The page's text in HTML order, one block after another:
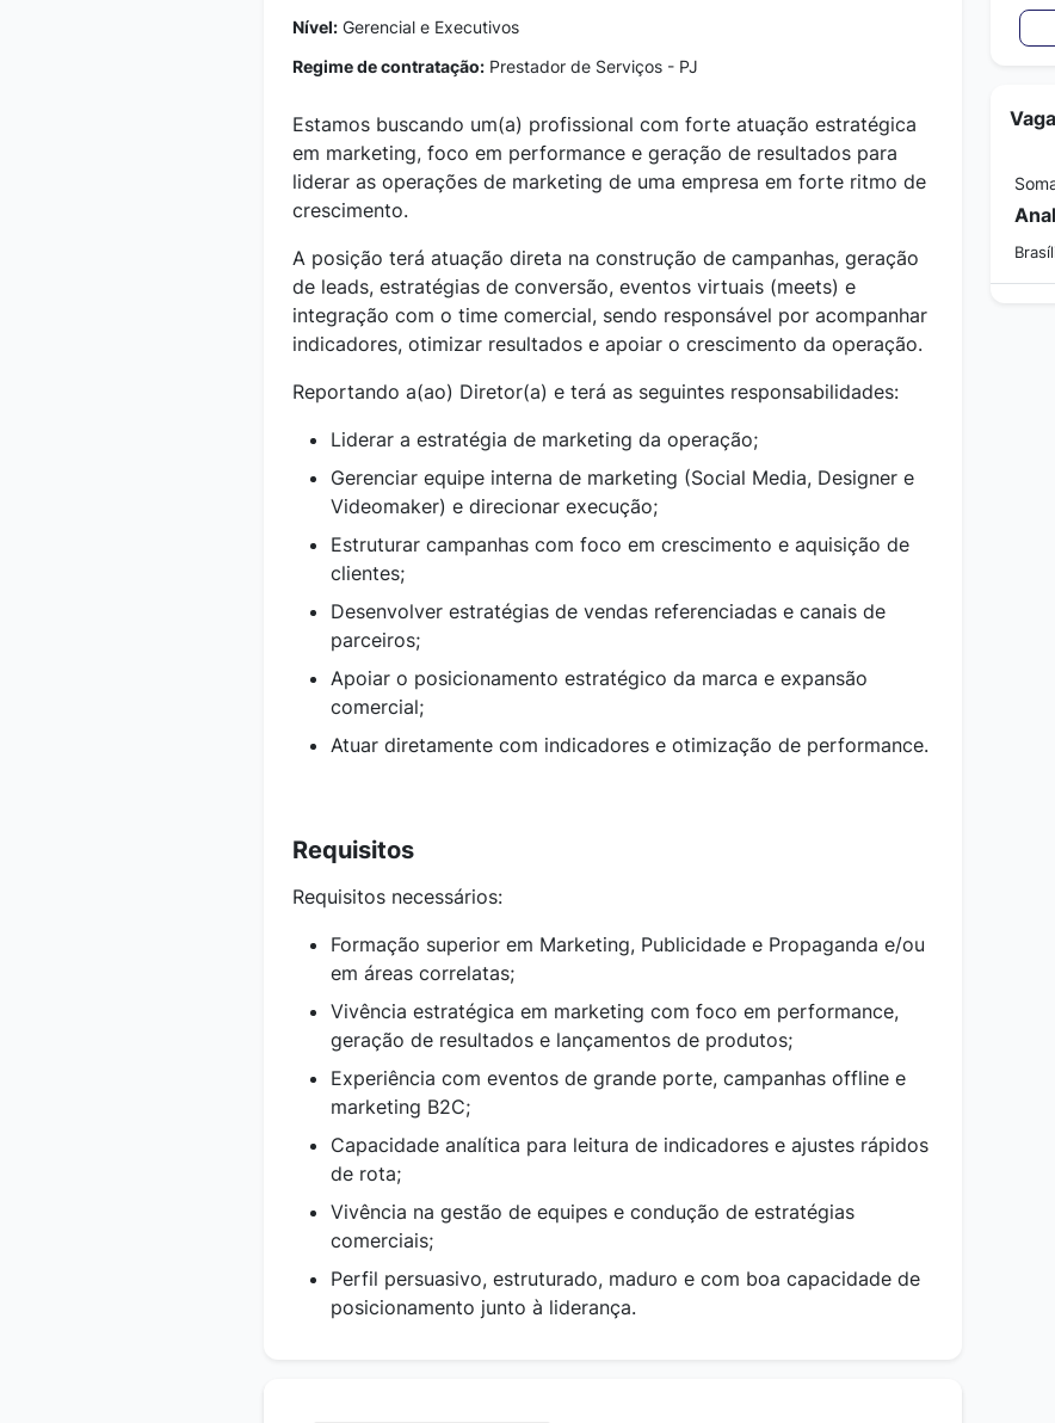
Nível: Gerencial e Executivos
Regime de contratação: Prestador de Serviços - PJ
Estamos buscando um(a) profissional com forte atuação estratégica
em marketing, foco em performance e geração de resultados para
liderar as operações de marketing de uma empresa em forte ritmo de
crescimento.
A posição terá atuação direta na construção de campanhas, geração
de leads, estratégias de conversão, eventos virtuais (meets) e
integração com o time comercial, sendo responsável por acompanhar
indicadores, otimizar resultados e apoiar o crescimento da operação.
Reportando a(ao) Diretor(a) e terá as seguintes responsabilidades:
Liderar a estratégia de marketing da operação;
Gerenciar equipe interna de marketing (Social Media, Designer e
Videomaker) e direcionar execução;
Estruturar campanhas com foco em crescimento e aquisição de
clientes;
Desenvolver estratégias de vendas referenciadas e canais de
parceiros;
Apoiar o posicionamento estratégico da marca e expansão
comercial;
Atuar diretamente com indicadores e otimização de performance.
Requisitos
Requisitos necessários:
Formação superior em Marketing, Publicidade e Propaganda e/ou
em áreas correlatas;
Vivência estratégica em marketing com foco em performance,
geração de resultados e lançamentos de produtos;
Experiência com eventos de grande porte, campanhas offline e
marketing B2C;
Capacidade analítica para leitura de indicadores e ajustes rápidos
de rota;
Vivência na gestão de equipes e condução de estratégias
comerciais;
Perfil persuasivo, estruturado, maduro e com boa capacidade de
posicionamento junto à liderança.